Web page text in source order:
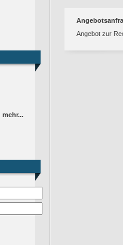
mehr...
Angebot zur